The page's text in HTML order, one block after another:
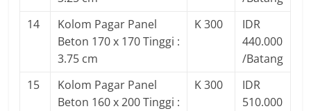
14
Kolom Pagar Panel
Beton 170 x 170 Tinggi :
3.75 cm
K 300
IDR
440.000
/Batang
15
Kolom Pagar Panel
Beton 160 x 200 Tinggi :
K 300
IDR
510.000